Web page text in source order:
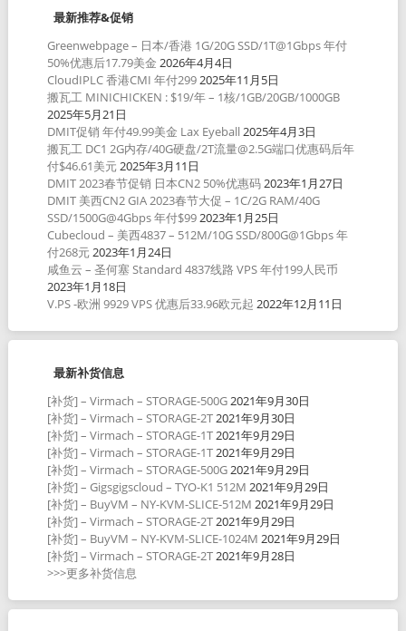
最新推荐&促销
Greenwebpage – 日本/香港 1G/20G SSD/1T@1Gbps 年付
50%优惠后17.79美金 2026年4月4日
CloudIPLC 香港CMI 年付2992025年11月5日
搬瓦工 MINICHICKEN : $19/年 – 1核/1GB/20GB/1000GB
2025年5月21日
DMIT促销 年付49.99美金 Lax Eyeball 2025年4月3日
搬瓦工 DC1 2G内存/40G硬盘/2T流量@2.5G端口优惠码后年
付$46.61美元2025年3月11日
DMIT 2023春节促销 日本CN2 50%优惠码2023年1月27日
DMIT 美西CN2 GIA 2023春节大促 – 1C/2G RAM/40G
SSD/1500G@4Gbps 年付$992023年1月25日
Cubecloud – 美西4837 – 512M/10G SSD/800G@1Gbps 年
付268元2023年1月24日
咸鱼云 – 圣何塞 Standard 4837线路 VPS 年付199人民币
2023年1月18日
V.PS -欧洲 9929 VPS 优惠后33.96欧元起 2022年12月11日
最新补货信息
[补货] – Virmach – STORAGE-500G2021年9月30日
[补货] – Virmach – STORAGE-2T2021年9月30日
[补货] – Virmach – STORAGE-1T2021年9月29日
[补货] – Virmach – STORAGE-1T2021年9月29日
[补货] – Virmach – STORAGE-500G2021年9月29日
[补货] – Gigsgigscloud – TYO-K1 512M 2021年9月29日
[补货] – BuyVM – NY-KVM-SLICE-512M 2021年9月29日
[补货] – Virmach – STORAGE-2T2021年9月29日
[补货] – BuyVM – NY-KVM-SLICE-1024M 2021年9月29日
[补货] – Virmach – STORAGE-2T2021年9月28日
>>>更多补货信息